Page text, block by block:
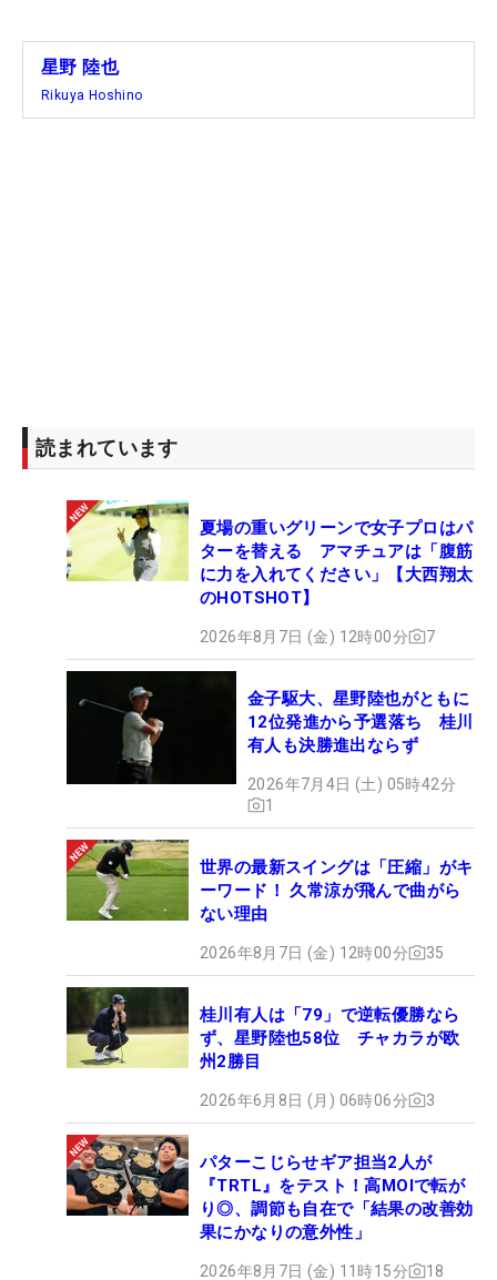
ィショットだったが、ここで打球は完璧な軌道を描
いた。ピンまで残り230ヤード地点のフェアウェイ
野の集大成になった場面でもある。「ここぞってい
うときに完璧なショットが打てたことが、バーディ
を獲ったことよりも一番うれしかった。海外に来て
からは、緊張する場面で『いかないと』ということ
がたくさんあって、そこで何度も失敗してきた。き
ょうはいい球が打ててよかった」。最終日の道を切
本人だけでなく、見る者も緊張させたこの終盤2ホ
ール。「昔から親にも『ハラハラドキドキのゴルフ
で心臓が痛くなる』って言われてきてたんですよ」
と笑う。もちろん「ただカットラインを通過しただ
けなんですけど」という思いもあるが、緊迫した状
況のなか、底力を見せたことには変わりはない。
「あしたは上にいくしかない。ビッグスコアで上位
を目指して頑張ります。またハラハラドキドキさせ
ますよ（笑）」。とんでもない急降下から始まった
ジェットコースターラウンドだったが、最後は冗談
とともに締めくくることができた。次はトータル2
オーバー・32位タイから大きく再浮上していくドラ
マを見たい。（文・間宮輝憲）
星野 陸也
Rikuya Hoshino
読まれています
夏場の重いグリーンで女子プロはパ
ターを替える アマチュアは「腹筋
に力を入れてください」【大西翔太
のHOTSHOT】
2026年8月7日 (金) 12時00分 7
金子駆大、星野陸也がともに
12位発進から予選落ち 桂川
有人も決勝進出ならず
2026年7月4日 (土) 05時42分
1
世界の最新スイングは「圧縮」がキ
ーワード！ 久常涼が飛んで曲がら
ない理由
2026年8月7日 (金) 12時00分 35
桂川有人は「79」で逆転優勝なら
ず、星野陸也58位 チャカラが欧
州2勝目
2026年6月8日 (月) 06時06分 3
パターこじらせギア担当2人が
『TRTL』をテスト！高MOIで転が
り◎、調節も自在で「結果の改善効
果にかなりの意外性」
2026年8月7日 (金) 11時15分 18